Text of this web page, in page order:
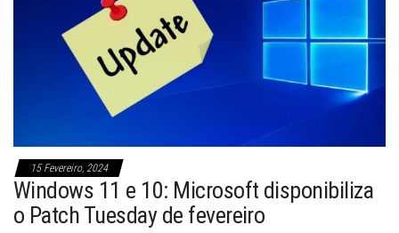
15 Fevereiro, 2024
Windows 11 e 10: Microsoft disponibiliza
o Patch Tuesday de fevereiro